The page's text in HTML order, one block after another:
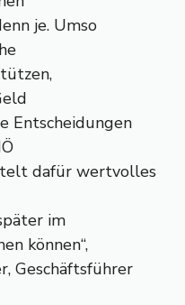
je. Umso
Entscheidungen
dafür wertvolles
im
können“,
Geschäftsführer